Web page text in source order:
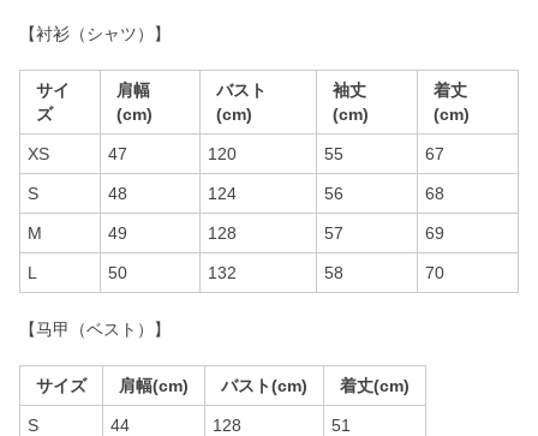
【衬衫（シャツ）】
サイ
ズ
肩幅
(cm)
バスト
(cm)
袖丈
(cm)
着丈
(cm)
XS 47 120 55 67
S 48 124 56 68
M 49 128 57 69
L 50 132 58 70
【马甲（ベスト）】
サイズ 肩幅(cm) バスト(cm) 着丈(cm)
S 44 128 51